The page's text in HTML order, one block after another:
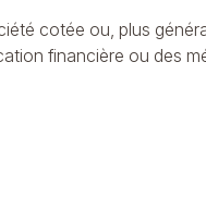
cotée ou, plus
financière ou des